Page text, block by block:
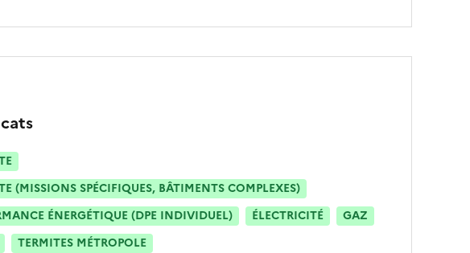
(MISSIONS SPÉCIFIQUES, BÂTIMENTS COMPLEXES)
ÉNERGÉTIQUE (DPE INDIVIDUEL)
ÉLECTRICITÉ
GAZ
TERMITES MÉTROPOLE